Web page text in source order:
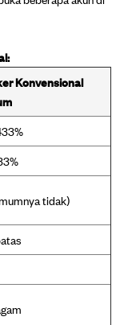
Konvensional
tidak)